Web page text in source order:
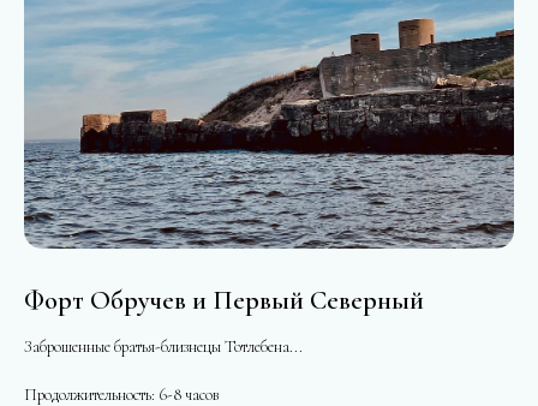
Форт Обручев и Первый Северный
Заброшенные братья-близнецы Тотлебена...
Продолжительность: 6-8 часов